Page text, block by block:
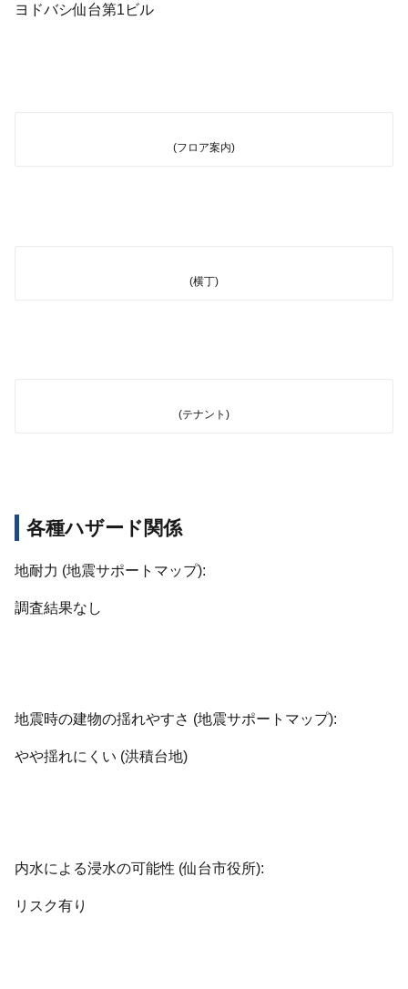
ヨドバシ仙台第1ビル
(フロア案内)
(横丁)
(テナント)
各種ハザード関係
地耐力 (地震サポートマップ):
調査結果なし
地震時の建物の揺れやすさ (地震サポートマップ):
やや揺れにくい (洪積台地)
内水による浸水の可能性 (仙台市役所):
リスク有り